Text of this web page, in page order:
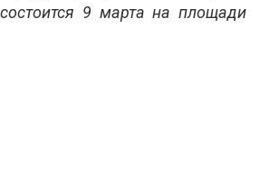
9 марта на площади